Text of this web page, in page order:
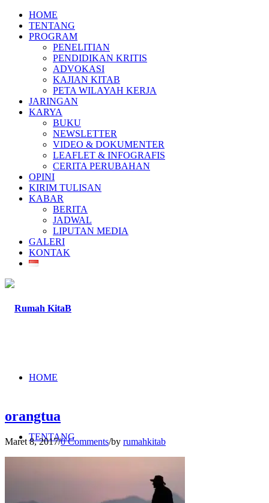
HOME
TENTANG
PROGRAM
PENELITIAN
PENDIDIKAN KRITIS
ADVOKASI
KAJIAN KITAB
PETA WILAYAH KERJA
JARINGAN
KARYA
BUKU
NEWSLETTER
VIDEO & DOKUMENTER
LEAFLET & INFOGRAFIS
CERITA PERUBAHAN
OPINI
KIRIM TULISAN
KABAR
BERITA
JADWAL
LIPUTAN MEDIA
GALERI
KONTAK
HOME
TENTANG
orangtua
Maret 8, 2017/0 Comments/by rumahkitab